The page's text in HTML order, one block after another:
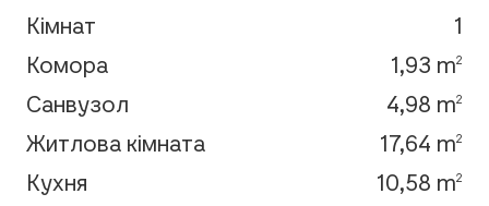
Кімнат
1
Комора
1,93 m2
Санвузол 4,98 m2
Житлова кімната 17,64 m2
Кухня 10,58 m2